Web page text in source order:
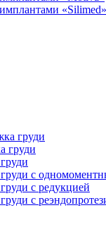
«Silimed»
груди
груди
с
с редукцией
с